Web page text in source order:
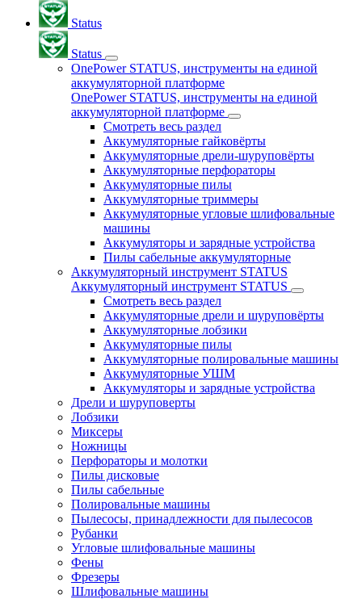
Status
Status
OnePower STATUS, инструменты на единой
аккумуляторной платформе
OnePower STATUS, инструменты на единой
аккумуляторной платформе
Смотреть весь раздел
Аккумуляторные гайковёрты
Аккумуляторные дрели-шуруповёрты
Аккумуляторные перфораторы
Аккумуляторные пилы
Аккумуляторные триммеры
Аккумуляторные угловые шлифовальные
машины
Аккумуляторы и зарядные устройства
Пилы сабельные аккумуляторные
Аккумуляторный инструмент STATUS
Аккумуляторный инструмент STATUS
Смотреть весь раздел
Аккумуляторные дрели и шуруповёрты
Аккумуляторные лобзики
Аккумуляторные пилы
Аккумуляторные полировальные машины
Аккумуляторные УШМ
Аккумуляторы и зарядные устройства
Дрели и шуруповерты
Лобзики
Миксеры
Ножницы
Перфораторы и молотки
Пилы дисковые
Пилы сабельные
Полировальные машины
Пылесосы, принадлежности для пылесосов
Рубанки
Угловые шлифовальные машины
Фены
Фрезеры
Шлифовальные машины